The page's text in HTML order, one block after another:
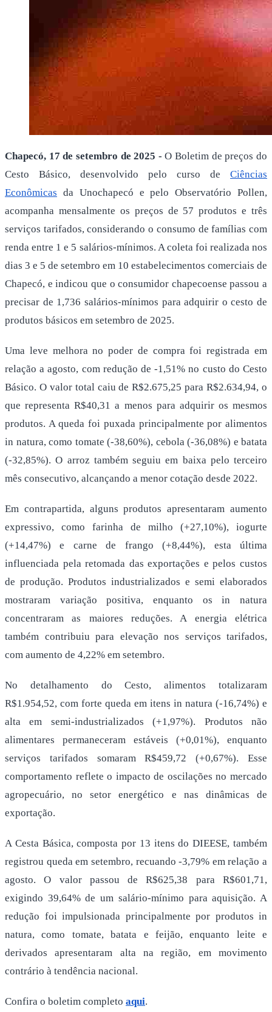
Chapecó, 17 de setembro de 2025 -O Boletim de preços do
Cesto Básico, desenvolvido pelo curso de Ciências
Econômicas da Unochapecó e pelo Observatório Pollen,
acompanha mensalmente os preços de 57 produtos e três
serviços tarifados, considerando o consumo de famílias com
renda entre 1 e 5 salários-mínimos. A coleta foi realizada nos
dias 3 e 5 de setembro em 10 estabelecimentos comerciais de
Chapecó, e indicou que o consumidor chapecoense passou a
precisar de 1,736 salários-mínimos para adquirir o cesto de
produtos básicos em setembro de 2025.
Uma leve melhora no poder de compra foi registrada em
relação a agosto, com redução de -1,51% no custo do Cesto
Básico. O valor total caiu de R$2.675,25 para R$2.634,94, o
que representa R$40,31 a menos para adquirir os mesmos
produtos. A queda foi puxada principalmente por alimentos
in natura, como tomate (-38,60%), cebola (-36,08%) e batata
(-32,85%). O arroz também seguiu em baixa pelo terceiro
mês consecutivo, alcançando a menor cotação desde 2022.
Em contrapartida, alguns produtos apresentaram aumento
expressivo, como farinha de milho (+27,10%), iogurte
(+14,47%) e carne de frango (+8,44%), esta última
influenciada pela retomada das exportações e pelos custos
de produção. Produtos industrializados e semi elaborados
mostraram variação positiva, enquanto os in natura
concentraram as maiores reduções. A energia elétrica
também contribuiu para elevação nos serviços tarifados,
com aumento de 4,22% em setembro.
No detalhamento do Cesto, alimentos totalizaram
R$1.954,52, com forte queda em itens in natura (-16,74%) e
alta em semi-industrializados (+1,97%). Produtos não
alimentares permaneceram estáveis (+0,01%), enquanto
serviços tarifados somaram R$459,72 (+0,67%). Esse
comportamento reflete o impacto de oscilações no mercado
agropecuário, no setor energético e nas dinâmicas de
exportação.
A Cesta Básica, composta por 13 itens do DIEESE, também
registrou queda em setembro, recuando -3,79% em relação a
agosto. O valor passou de R$625,38 para R$601,71,
exigindo 39,64% de um salário-mínimo para aquisição. A
redução foi impulsionada principalmente por produtos in
natura, como tomate, batata e feijão, enquanto leite e
derivados apresentaram alta na região, em movimento
contrário à tendência nacional.
Confira o boletim completo aqui.